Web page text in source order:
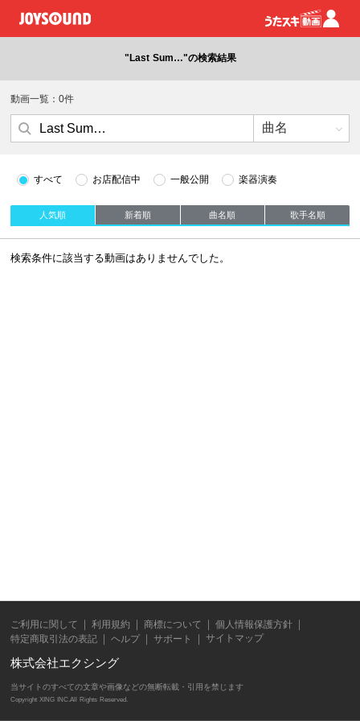
"Last Sum…"の検索結果
動画一覧：0件
すべて お店配信中 一般公開 楽器演奏
人気順 新着順 曲名順 歌手名順
検索条件に該当する動画はありませんでした。
ご利用に関して 利用規約 商標について
個人情報保護方針
特定商取引法の表記
ヘルプ サポート サイトマップ
株式会社エクシング
当サイトのすべての文章や画像などの無断転載・引用を禁じます
Copyright XING INC.All Rights Reserved.